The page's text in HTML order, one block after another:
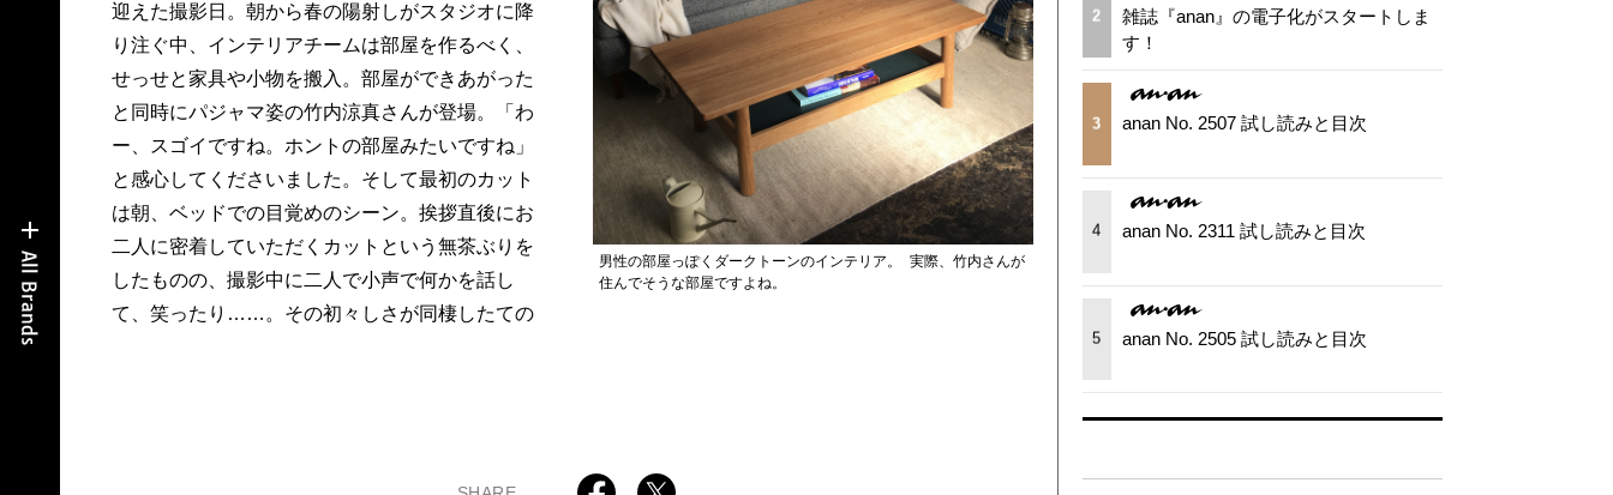
迎えた撮影日。朝から春の陽射しがスタジオに降
り注ぐ中、インテリアチームは部屋を作るべく、
せっせと家具や小物を搬入。部屋ができあがった
と同時にパジャマ姿の竹内涼真さんが登場。「わ
ー、スゴイですね。ホントの部屋みたいですね」
と感心してくださいました。そして最初のカット
は朝、ベッドでの目覚めのシーン。挨拶直後にお
二人に密着していただくカットという無茶ぶりを
したものの、撮影中に二人で小声で何かを話し
て、笑ったり……。その初々しさが同棲したての
男性の部屋っぽくダークトーンのインテリア。 実際、竹内さんが
住んでそうな部屋ですよね。
2
雑誌『anan』の電子化がスタートしま
す！
3 anan No. 2507 試し読みと目次
4 anan No. 2311 試し読みと目次
5 anan No. 2505 試し読みと目次